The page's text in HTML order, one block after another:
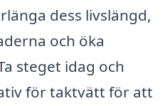
dess livslängd,
och öka
steget idag och
för taktvätt för att